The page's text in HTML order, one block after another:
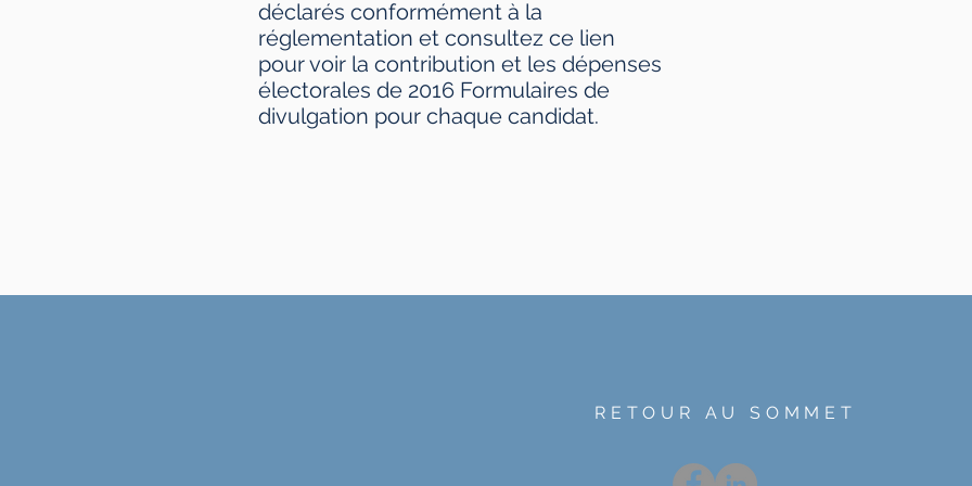
déclarés conformément à la
réglementation et consultez ce lien
pour voir la contribution et les dépenses
électorales de 2016 Formulaires de
divulgation pour chaque candidat.
RETOUR AU SOMMET